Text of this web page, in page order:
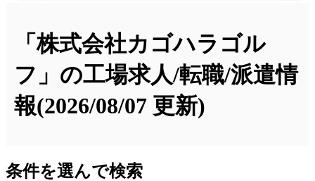
「株式会社カゴハラゴル
フ」の工場求人/転職/派遣情
報(2026/08/07 更新)
条件を選んで検索